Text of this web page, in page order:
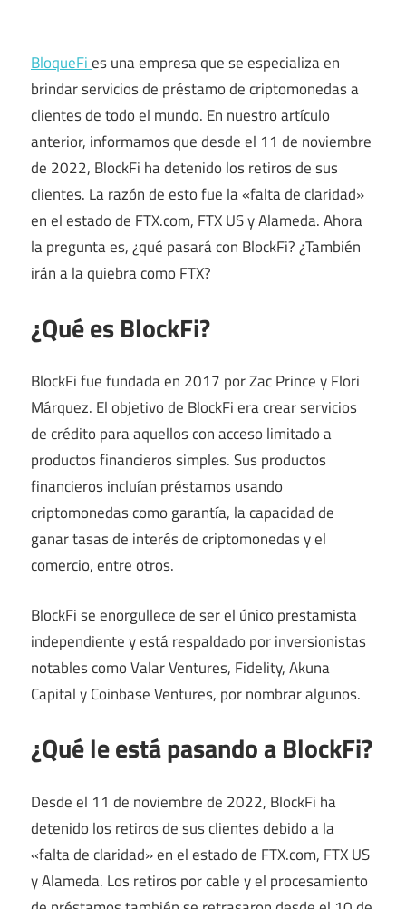
BloqueFies una empresa que se especializa en
brindar servicios de préstamo de criptomonedas a
clientes de todo el mundo. En nuestro artículo
anterior, informamos que desde el 11 de noviembre
de 2022, BlockFi ha detenido los retiros de sus
clientes. La razón de esto fue la «falta de claridad»
en el estado de FTX.com, FTX US y Alameda. Ahora
la pregunta es, ¿qué pasará con BlockFi? ¿También
irán a la quiebra como FTX?
¿Qué es BlockFi?
BlockFi fue fundada en 2017 por Zac Prince y Flori
Márquez. El objetivo de BlockFi era crear servicios
de crédito para aquellos con acceso limitado a
productos financieros simples. Sus productos
financieros incluían préstamos usando
criptomonedas como garantía, la capacidad de
ganar tasas de interés de criptomonedas y el
comercio, entre otros.
BlockFi se enorgullece de ser el único prestamista
independiente y está respaldado por inversionistas
notables como Valar Ventures, Fidelity, Akuna
Capital y Coinbase Ventures, por nombrar algunos.
¿Qué le está pasando a BlockFi?
Desde el 11 de noviembre de 2022, BlockFi ha
detenido los retiros de sus clientes debido a la
«falta de claridad» en el estado de FTX.com, FTX US
y Alameda. Los retiros por cable y el procesamiento